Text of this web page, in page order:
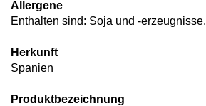
Allergene
Enthalten sind: Soja und -erzeugnisse.
Herkunft
Spanien
Produktbezeichnung